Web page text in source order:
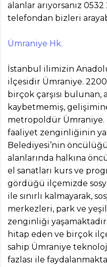
alanlar arıyorsanız
telefondan bizleri
Ümraniye Hk.
İstanbul ilimizin
ilçesidir Ümraniye.
birçok çarşısı
kaybetmemiş,
metropoldür Ümraniye.
faaliyet zenginliğinin
Belediyesi’nin
alanlarında halkına
el sanatları kurs ve
gördüğü ilçemizde
ile sınırlı kalmayarak,
merkezleri, park ve
zenginliği
hitap eden ve birçok
sahip Ümraniye
fazlası ile